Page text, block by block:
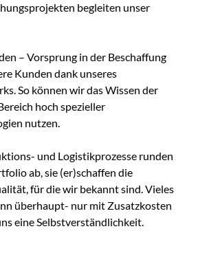
begleiten unser
– Vorsprung in der Beschaffung
Kunden dank unseres
So können wir das Wissen der
hoch spezieller
nutzen.
und Logistikprozesse runden
ab, sie (er)schaffen die
für die wir bekannt sind. Vieles
überhaupt- nur mit Zusatzkosten
eine Selbstverständlichkeit.